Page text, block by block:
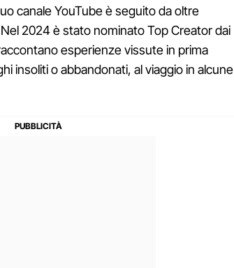
canale YouTube è seguito da oltre
2024 è stato nominato Top Creator dai
esperienze vissute in prima
insoliti o abbandonati, al viaggio in alcune